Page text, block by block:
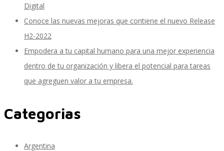
Móvil
Beneficios a la carta
CFDI Automation Nómina
Digital
Conoce las nuevas mejoras que contiene el nuevo Release
H2-2022
Empodera a tu capital humano para una mejor experiencia
dentro de tu organización y libera el potencial para tareas
que agreguen valor a tu empresa.
Categorias
Argentina